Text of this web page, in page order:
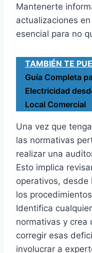
Mantenerte
actualizaciones
esencial para no
TAMBIÉN TE
Guía Completa
Electricidad
Local Comercial
Una vez que
las normativas
realizar una
Esto implica
operativos, desde
los
Identifica
normativas y crea
corregir esas
involucrar a